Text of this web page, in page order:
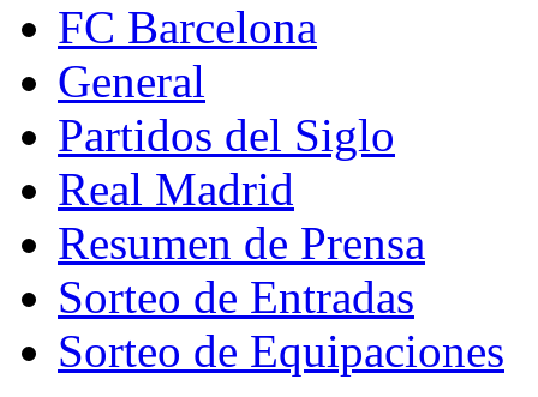
FC Barcelona
General
Partidos del Siglo
Real Madrid
Resumen de Prensa
Sorteo de Entradas
Sorteo de Equipaciones